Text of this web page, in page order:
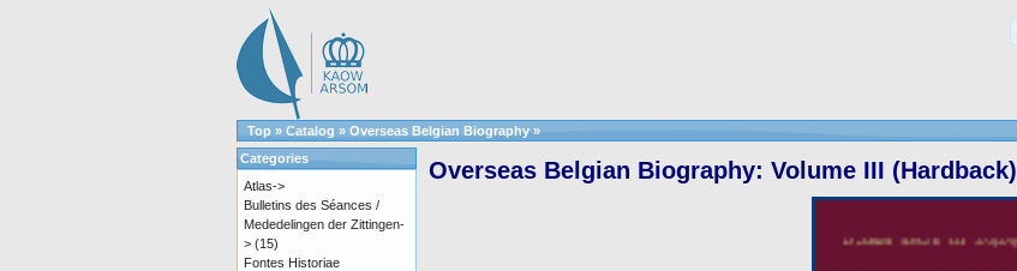
Top » Catalog » Overseas Belgian Biography »
Overseas Belgian Biography: Volume III (Hardback)
Categories
Atlas->
Bulletins des Séances /
Mededelingen der Zittingen-
> (15)
Fontes Historiae